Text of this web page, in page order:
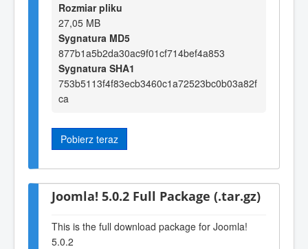
Rozmiar pliku
27,05 MB
Sygnatura MD5
877b1a5b2da30ac9f01cf714bef4a853
Sygnatura SHA1
753b5113f4f83ecb3460c1a72523bc0b03a82f
ca
Pobierz teraz
Joomla! 5.0.2 Full Package (.tar.gz)
This is the full download package for Joomla!
5.0.2